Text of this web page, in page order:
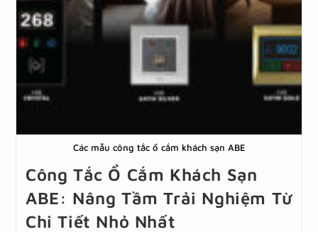
Các mẫu công tắc ổ cắm khách sạn ABE
Công Tắc Ổ Cắm Khách Sạn
ABE: Nâng Tầm Trải Nghiệm Từ
Chi Tiết Nhỏ Nhất